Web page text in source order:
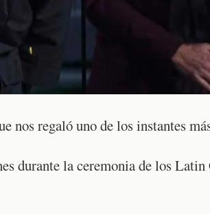
nos regaló uno de los instantes
durante la ceremonia de los